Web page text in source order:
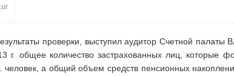
проверки, выступил аудитор Счетной палаты
г. общее количество застрахованных лиц, которые
человек, а общий объем средств пенсионных